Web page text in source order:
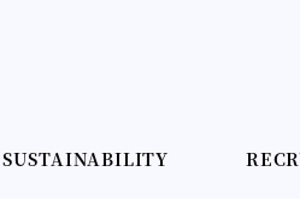
SUSTAINABILITY